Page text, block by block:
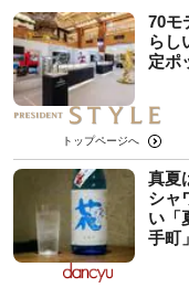
70モ
らし
定ポ
トップページへ
真夏
シャ
い「
手町